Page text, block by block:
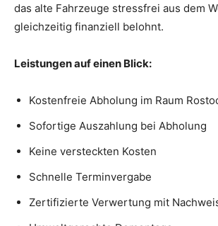
das alte Fahrzeuge stressfrei aus dem
gleichzeitig finanziell belohnt.
Leistungen auf einen Blick:
Kostenfreie Abholung im Raum
Sofortige Auszahlung bei Abholung
Keine versteckten Kosten
Schnelle Terminvergabe
Zertifizierte Verwertung mit